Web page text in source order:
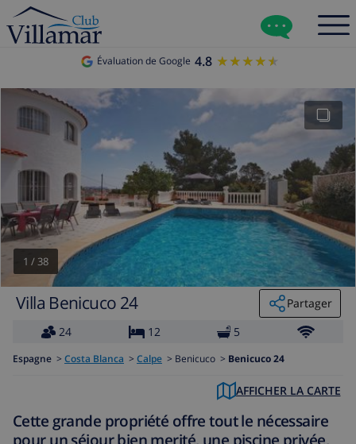
Évaluation de Google 4.8 ★★★★★
★★★★★
1 /38
Villa Benicuco 24
Partager
24
12 5
Espagne > Costa Blanca > Calpe > Benicuco > Benicuco 24
AFFICHER LA CARTE
Cette grande propriété offre tout le nécessaire